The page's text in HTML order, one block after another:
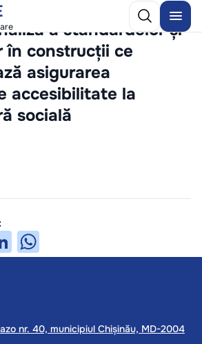
a standardelor și
în construcții ce
asigurarea
accesibilitate la
socială
LinkedIn
nr. 40, municipiul Chișinău, MD-2004